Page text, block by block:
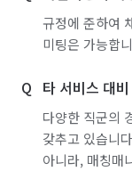
규정에 준하여
미팅은 가능합
타 서비스 대
다양한 직군의
갖추고 있습니
아니라, 매칭매